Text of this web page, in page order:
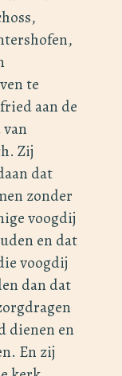
te
aan de
Zij
dat
zonder
voogdij
en dat
voogdij
dan dat
dienen en
En zij